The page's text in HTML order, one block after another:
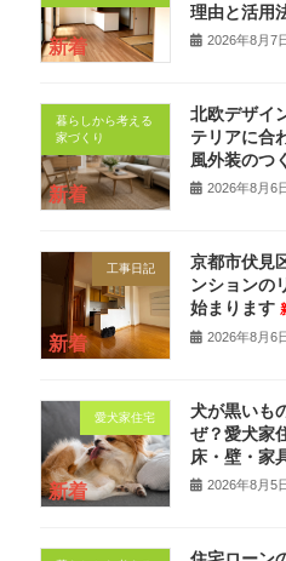
新着
理由と活用
2026年8月7
暮らしから考える
家づくり
新着
北欧デザイ
テリアに合
風外装のつ
2026年8月6
工事日記
新着
京都市伏見
ンションの
始まります
2026年8月6
愛犬家住宅
新着
犬が黒いも
ぜ？愛犬家
床・壁・家
2026年8月5